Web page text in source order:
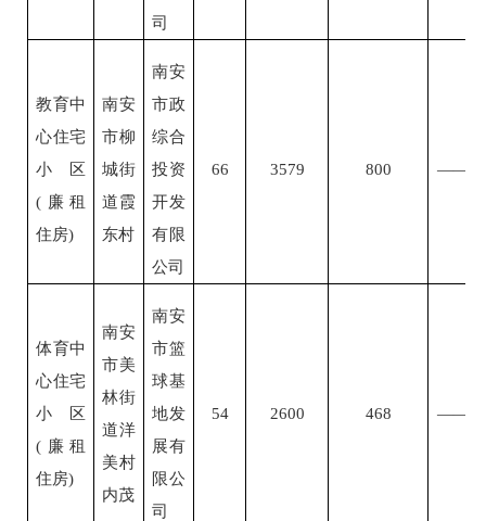
司
教育中
心住宅
小区
(廉租
住房)
南安
市柳
城街
道霞
东村
南安
市政
综合
投资
开发
有限
公司
66 3579 800 ——
体育中
心住宅
小区
(廉租
住房)
南安
市美
林街
道洋
美村
内茂
南安
市篮
球基
地发
展有
限公
司
54 2600 468 ——